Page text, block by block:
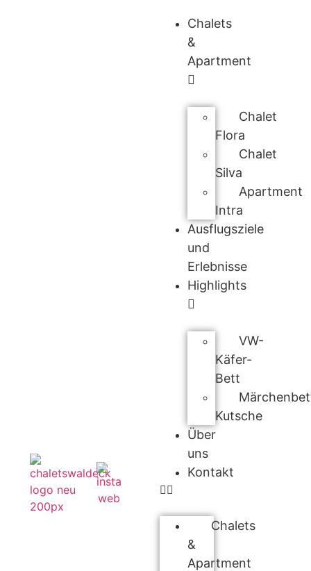
Chalets
&
Apartment
Chalet
Flora
Chalet
Silva
Apartment
Intra
Ausflugsziele
und
Erlebnisse
Highlights
VW-
Käfer-
Bett
Kutsche
Über
uns
Kontakt
Chalets
&
Apartment